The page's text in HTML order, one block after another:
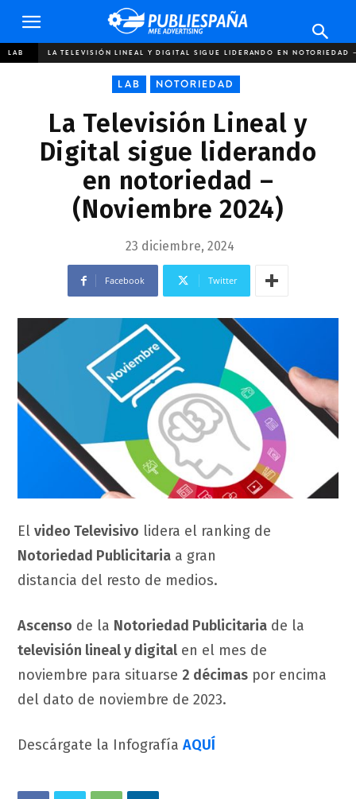
Publiespaña
LAB LA TELEVISIÓN LINEAL Y DIGITAL SIGUE LIDERANDO EN
LAB NOTORIEDAD
La Televisión Lineal y
Digital sigue liderando
en notoriedad –
(Noviembre 2024)
23 diciembre, 2024
Facebook Twitter
El video Televisivo lidera el ranking de
Notoriedad Publicitaria a gran
distancia del resto de medios.
Ascenso de la Notoriedad Publicitaria de la
televisión lineal y digital en el mes de
noviembre para situarse 2 décimas por encima
del dato de noviembre de 2023.
Descárgate la Infografía AQUÍ